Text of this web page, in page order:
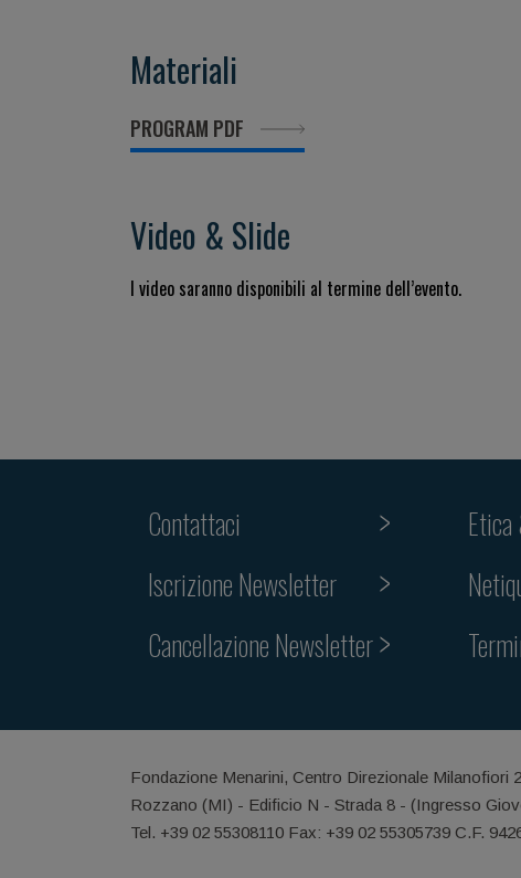
Materiali
PROGRAM PDF
Video & Slide
I video saranno disponibili al termine dell’evento.
Contattaci
Iscrizione Newsletter
Cancellazione Newsletter
Fondazione Menarini, Centro Direzionale Milanofiori
Rozzano (MI) - Edificio N - Strada 8 - (Ingresso
Tel. +39 02 55308110 Fax: +39 02 55305739 C.F.